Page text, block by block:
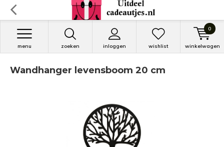
zoeken inloggen
menu wishlist winkelwagen
0
Wandhanger levensboom 20 cm